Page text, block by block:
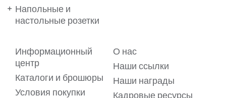
Напольные и
настольные розетки
Информационный
центр
Каталоги и брошюры
Условия покупки
О нас
Наши ссылки
Наши награды
Кадровые ресурсы
для нас!
Мы используем файлы cookie на нашем веб-сайте, чтобы
обеспечить вам максимальное удобство. Файлы cookie
позволяют предлагать вам услуги в виде